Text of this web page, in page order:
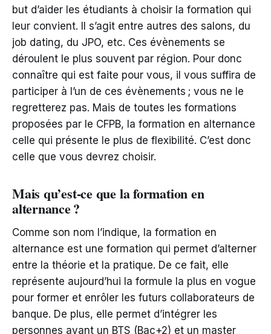
but d’aider les étudiants à choisir la formation qui
leur convient. Il s’agit entre autres des salons, du
job dating, du JPO, etc. Ces évènements se
déroulent le plus souvent par région. Pour donc
connaître qui est faite pour vous, il vous suffira de
participer à l’un de ces évènements ; vous ne le
regretterez pas. Mais de toutes les formations
proposées par le CFPB, la formation en alternance
celle qui présente le plus de flexibilité. C’est donc
celle que vous devrez choisir.
Mais qu’est-ce que la formation en
alternance ?
Comme son nom l’indique, la formation en
alternance est une formation qui permet d’alterner
entre la théorie et la pratique. De ce fait, elle
représente aujourd’hui la formule la plus en vogue
pour former et enrôler les futurs collaborateurs de
banque. De plus, elle permet d’intégrer les
personnes ayant un BTS (Bac+2) et un master